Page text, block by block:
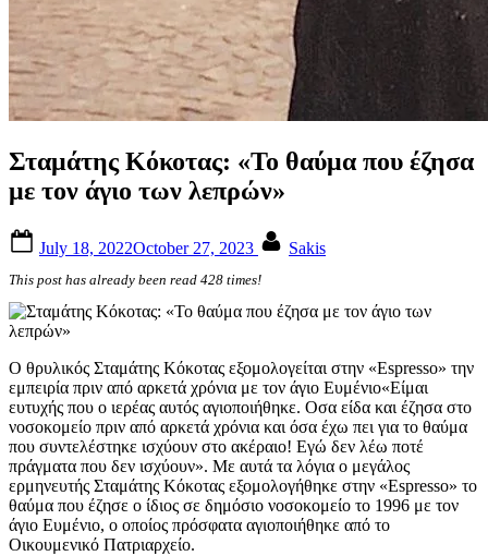
Σταμάτης Κόκοτας: «Το θαύμα που έζησα
με τον άγιο των λεπρών»
on
July 18, 2022October 27, 2023 Sakis
This post has already been read 428 times!
Ο θρυλικός Σταμάτης Κόκοτας εξομολογείται στην «Espresso» την
εμπειρία πριν από αρκετά χρόνια με τον άγιο Ευμένιο«Είμαι
ευτυχής που ο ιερέας αυτός αγιοποιήθηκε. Οσα είδα και έζησα στο
νοσοκομείο πριν από αρκετά χρόνια και όσα έχω πει για το θαύμα
που συντελέστηκε ισχύουν στο ακέραιο! Εγώ δεν λέω ποτέ
πράγματα που δεν ισχύουν». Με αυτά τα λόγια ο μεγάλος
ερμηνευτής Σταμάτης Κόκοτας εξομολογήθηκε στην «Espresso» το
θαύμα που έζησε ο ίδιος σε δημόσιο νοσοκομείο το 1996 με τον
άγιο Ευμένιο, ο οποίος πρόσφατα αγιοποιήθηκε από το
Οικουμενικό Πατριαρχείο.